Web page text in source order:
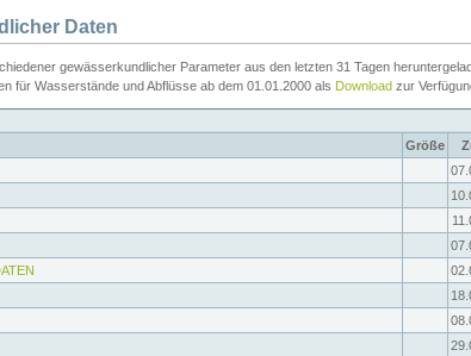
Daten
gewässerkundlicher Parameter aus den letzten 31 Tagen
für Wasserstände und Abflüsse ab dem 01.01.2000 als Download zur
Größe